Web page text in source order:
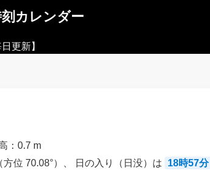
カレンダー
更新】
：0.7 m
方位 70.08°）、 日の入り（日没）は 18時57分